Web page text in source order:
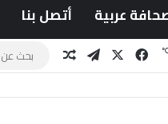
عربية أتصل بنا
فيسبوك تيلقراممقال عشوائي